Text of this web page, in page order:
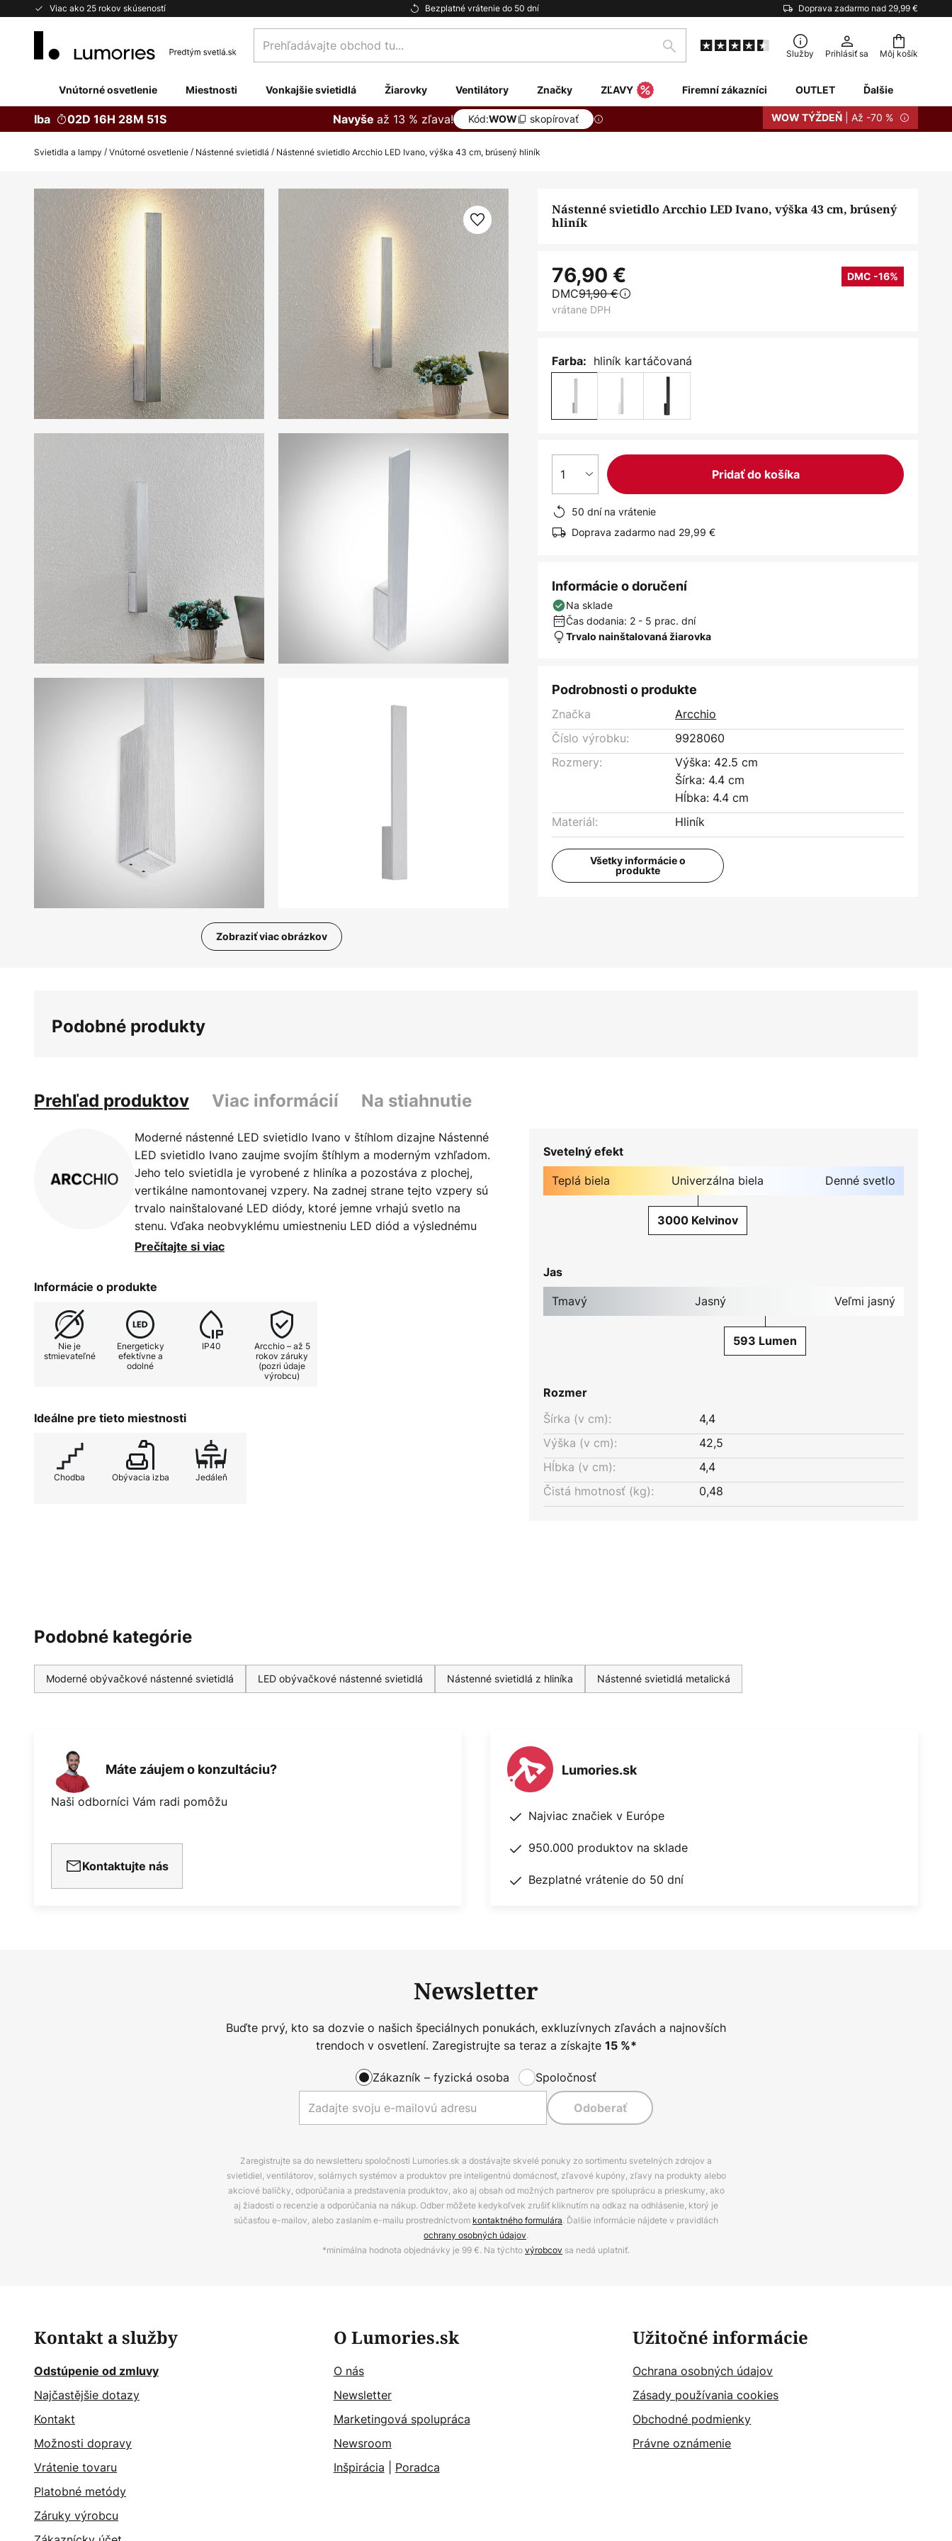
Viac ako 25 rokov skúseností Bezplatné vrátenie do 50 dní Doprava zadarmo nad 29,99 €
Skip
Môj košík
Prehľadávajte
obchod
Hľadať Služby Prihlásiť sa
Vnútorné osvetlenie Miestnosti Vonkajšie svietidlá Žiarovky Ventilátory Značky ZĽAVY Firemní zákazníci OUTLET Ďalšie
Iba 02D 16H 28M 50S Navyše až 13 % zľava! Kód:WOW skopírovať WOW TÝŽDEŇ | Až -70 %
Svietidla a lampy Vnútorné osvetlenie Nástenné svietidlá Nástenné svietidlo Arcchio LED Ivano, výška 43 cm, brúsený hliník
Preskočiť
na
koniec
galérie
obrázkov
Zobraziť viac obrázkov
obrázkov
Nástenné svietidlo Arcchio LED Ivano, výška 43 cm, brúsený
hliník
76,90 € DMC -16%
DMC91,90 €
vrátane DPH
Farba: hliník kartáčovaná
1 Pridať do košíka
50 dní na vrátenie
Doprava zadarmo nad 29,99 €
Informácie o doručení
Na sklade
Čas dodania: 2 - 5 prac. dní
Trvalo nainštalovaná žiarovka
Podrobnosti o produkte
Značka
Arcchio
Číslo výrobku:
9928060
Rozmery:
Výška: 42.5 cm
Šírka: 4.4 cm
Hĺbka: 4.4 cm
Materiál:
Hliník
Všetky informácie o
produkte
Podobné produkty
Prehľad produktov Viac informácií Na stiahnutie
Moderné nástenné LED svietidlo Ivano v štíhlom dizajne Nástenné
LED svietidlo Ivano zaujme svojím štíhlym a moderným vzhľadom.
Jeho telo svietidla je vyrobené z hliníka a pozostáva z plochej,
vertikálne namontovanej vzpery. Na zadnej strane tejto vzpery sú
trvalo nainštalované LED diódy, ktoré jemne vrhajú svetlo na
stenu. Vďaka neobvyklému umiestneniu LED diód a výslednému
nepriamemu svetlu je svietidlo ideálne na akcentové osvetlenie
nástenné svietidlo Ivano LED zároveň vytvára výrazné akcenty v
rámci interiérového dizajnu a slúži ako moderná dekorácia.
Prečítajte si viac
Informácie o produkte
Nie je
stmievateľné
Energeticky
efektívne a
odolné
IP40
Arcchio – až 5
rokov záruky
(pozri údaje
výrobcu)
Ideálne pre tieto miestnosti
Chodba Obývacia izba Jedáleň
Svetelný efekt
Teplá biela Univerzálna biela Denné svetlo
3000 Kelvinov
Jas
Tmavý Jasný Veľmi jasný
593 Lumen
Rozmer
Šírka (v cm):
4,4
Výška (v cm):
42,5
Hĺbka (v cm):
4,4
Čistá hmotnosť (kg):
0,48
Podobné kategórie
Moderné obývačkové nástenné svietidlá LED obývačkové nástenné svietidlá Nástenné svietidlá z hliníka Nástenné svietidlá metalická
Máte záujem o konzultáciu?
Naši odborníci Vám radi pomôžu
Kontaktujte nás
Lumories.sk
Najviac značiek v Európe
950.000 produktov na sklade
Bezplatné vrátenie do 50 dní
Newsletter
Buďte prvý, kto sa dozvie o našich špeciálnych ponukách, exkluzívnych zľavách a najnovších
trendoch v osvetlení. Zaregistrujte sa teraz a získajte 15%*
Zákazník – fyzická osoba Spoločnosť
Odoberať
Zaregistrujte sa do newsletteru spoločnosti Lumories.sk a dostávajte skvelé ponuky zo sortimentu svetelných zdrojov a
svietidiel, ventilátorov, solárnych systémov a produktov pre inteligentnú domácnosť, zľavové kupóny, zľavy na produkty alebo
akciové balíčky, odporúčania a predstavenia produktov, ako aj obsah od možných partnerov pre spoluprácu a prieskumy, ako
aj žiadosti o recenzie a odporúčania na nákup. Odber môžete kedykoľvek zrušiť kliknutím na odkaz na odhlásenie, ktorý je
súčasťou e-mailov, alebo zaslaním e-mailu prostredníctvom kontaktného formulára. Ďalšie informácie nájdete v pravidlách
ochrany osobných údajov.
*minimálna hodnota objednávky je 99 €. Na týchtovýrobcov sa nedá uplatniť.
Kontakt a služby
Odstúpenie od zmluvy
Najčastějšie dotazy
Kontakt
Možnosti dopravy
Vrátenie tovaru
Platobné metódy
Záruky výrobcu
O Lumories.sk
O nás
Newsletter
Marketingová spolupráca
Newsroom
Inšpirácia
Poradca
Užitočné informácie
Ochrana osobných údajov
Zásady používania cookies
Obchodné podmienky
Právne oznámenie